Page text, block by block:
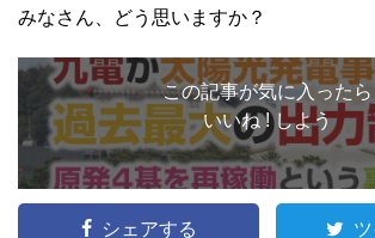
みなさん、どう思いますか？
この記事が気に入ったら
いいね ! しよう
シェアする